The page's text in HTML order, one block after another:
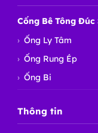
Cống Bê Tông Đúc
Ống Ly Tâm
Ống Rung Ép
Ống Bi
Thông tin